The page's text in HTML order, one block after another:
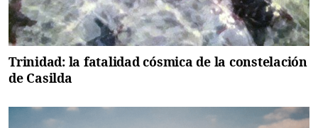
Trinidad: la fatalidad cósmica de la constelación
de Casilda